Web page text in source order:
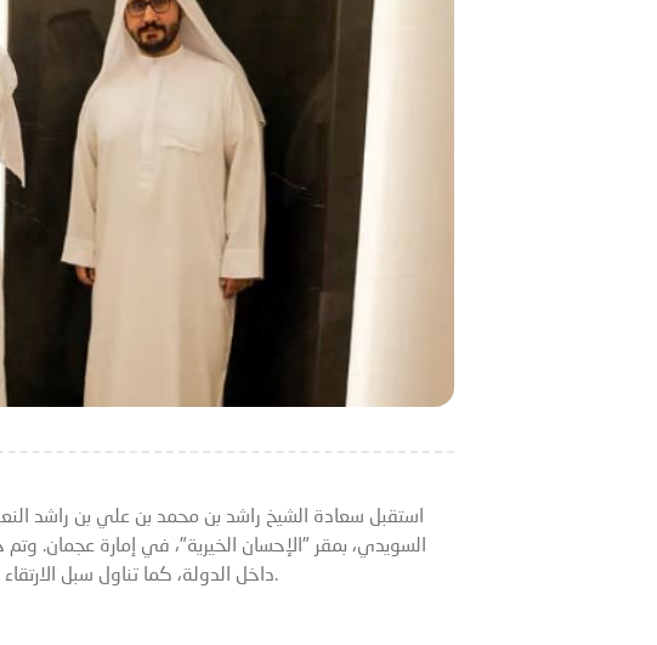
استقبل سعادة الشيخ راشد بن محمد بن علي بن راشد
السويدي، بمقر "الإحسان الخيرية"، في إمارة عجمان. وتم
داخل الدولة، كما تناول سبل الارتقاء بالعمل الخدمي المقدم للحالات المستفيدة، والحفاظ على استدامة المشروعات الخيرية وتطويرها.